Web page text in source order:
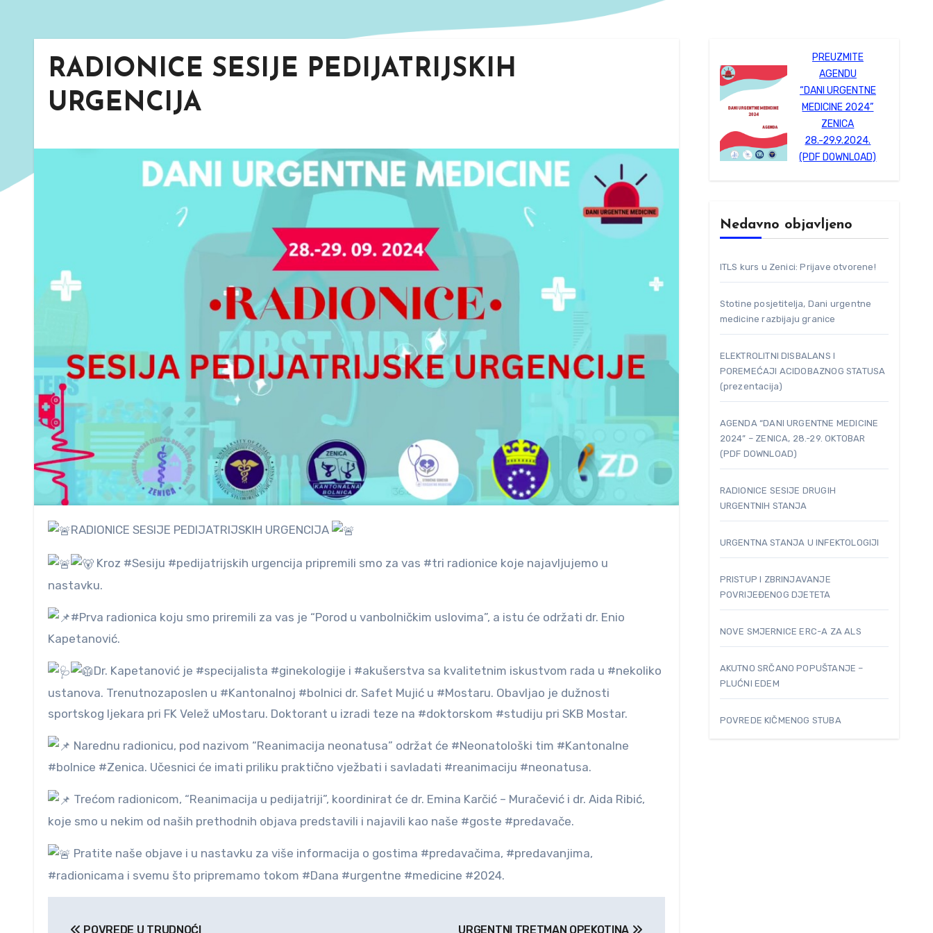
RADIONICE SESIJE PEDIJATRIJSKIH
URGENCIJA
RADIONICE SESIJE PEDIJATRIJSKIH URGENCIJA
Kroz #Sesiju #pedijatrijskih urgencija pripremili smo za vas #tri radionice koje najavljujemo u
nastavku.
#Prva radionica koju smo priremili za vas je “Porod u vanbolničkim uslovima”, a istu će održati dr. Enio
Kapetanović.
Dr. Kapetanović je #specijalista #ginekologije i #akušerstva sa kvalitetnim iskustvom rada u #nekoliko
ustanova. Trenutnozaposlen u #Kantonalnoj #bolnici dr. Safet Mujić u #Mostaru. Obavljao je dužnosti
sportskog ljekara pri FK Velež uMostaru. Doktorant u izradi teze na #doktorskom #studiju pri SKB Mostar.
Narednu radionicu, pod nazivom “Reanimacija neonatusa” održat će #Neonatološki tim #Kantonalne
#bolnice #Zenica. Učesnici će imati priliku praktično vježbati i savladati #reanimaciju #neonatusa.
Trećom radionicom, “Reanimacija u pedijatriji”, koordinirat će dr. Emina Karčić – Muračević i dr. Aida Ribić,
koje smo u nekim od naših prethodnih objava predstavili i najavili kao naše #goste #predavače.
Pratite naše objave i u nastavku za više informacija o gostima #predavačima, #predavanjima,
#radionicama i svemu što pripremamo tokom #Dana #urgentne #medicine #2024.
POVREDE U TRUDNOĆI URGENTNI TRETMAN OPEKOTINA
PREUZMITE
AGENDU
“DANI URGENTNE
MEDICINE 2024”
ZENICA
28.-29.9.2024.
(PDF DOWNLOAD)
Nedavno objavljeno
ITLS kurs u Zenici: Prijave otvorene!
Stotine posjetitelja, Dani urgentne
medicine razbijaju granice
ELEKTROLITNI DISBALANS I
POREMEĆAJI ACIDOBAZNOG STATUSA
(prezentacija)
AGENDA “DANI URGENTNE MEDICINE
2024” – ZENICA, 28.-29. OKTOBAR
(PDF DOWNLOAD)
RADIONICE SESIJE DRUGIH
URGENTNIH STANJA
URGENTNA STANJA U INFEKTOLOGIJI
PRISTUP I ZBRINJAVANJE
POVRIJEĐENOG DJETETA
NOVE SMJERNICE ERC-A ZA ALS
AKUTNO SRČANO POPUŠTANJE –
PLUĆNI EDEM
POVREDE KIČMENOG STUBA